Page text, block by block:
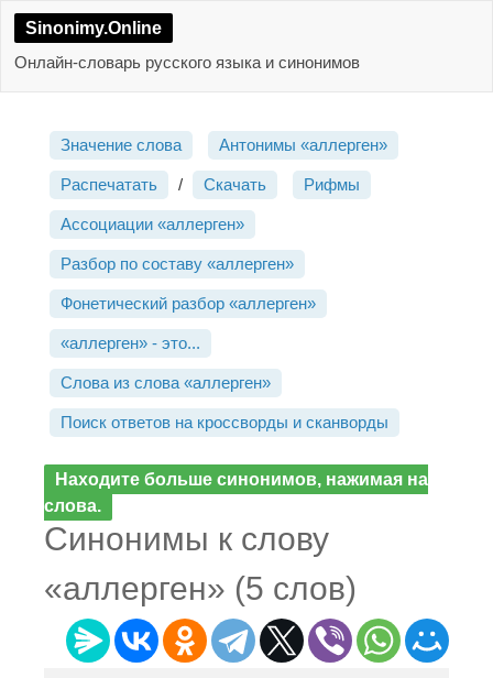
Sinonimy.Online
Онлайн-словарь русского языка и синонимов
Значение слова Антонимы «аллерген»
Распечатать / Скачать Рифмы
Ассоциации «аллерген»
Разбор по составу «аллерген»
Фонетический разбор «аллерген»
«аллерген» - это...
Слова из слова «аллерген»
Поиск ответов на кроссворды и сканворды
Находите больше синонимов, нажимая на
слова.
Синонимы к слову
«аллерген» (5 слов)